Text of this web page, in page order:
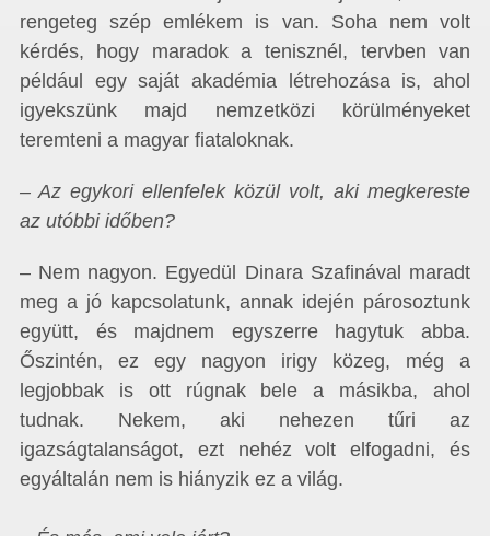
rengeteg szép emlékem is van. Soha nem volt
kérdés, hogy maradok a tenisznél, tervben van
például egy saját akadémia létrehozása is, ahol
igyekszünk majd nemzetközi körülményeket
teremteni a magyar fiataloknak.
– Az egykori ellenfelek közül volt, aki megkereste
az utóbbi időben?
– Nem nagyon. Egyedül Dinara Szafinával maradt
meg a jó kapcsolatunk, annak idején párosoztunk
együtt, és majdnem egyszerre hagytuk abba.
Őszintén, ez egy nagyon irigy közeg, még a
legjobbak is ott rúgnak bele a másikba, ahol
tudnak. Nekem, aki nehezen tűri az
igazságtalanságot, ezt nehéz volt elfogadni, és
egyáltalán nem is hiányzik ez a világ.